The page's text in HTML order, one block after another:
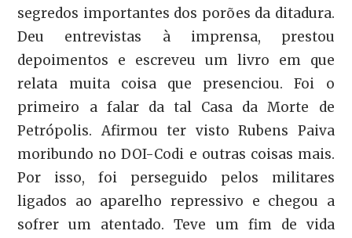
segredos importantes dos porões da ditadura.
Deu entrevistas à imprensa, prestou
depoimentos e escreveu um livro em que
relata muita coisa que presenciou. Foi o
primeiro a falar da tal Casa da Morte de
Petrópolis. Afirmou ter visto Rubens Paiva
moribundo no DOI-Codi e outras coisas mais.
Por isso, foi perseguido pelos militares
ligados ao aparelho repressivo e chegou a
sofrer um atentado. Teve um fim de vida